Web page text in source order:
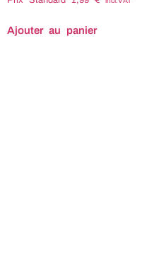
Ajouter au panier